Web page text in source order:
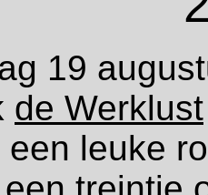
19
de Werklust
leuke